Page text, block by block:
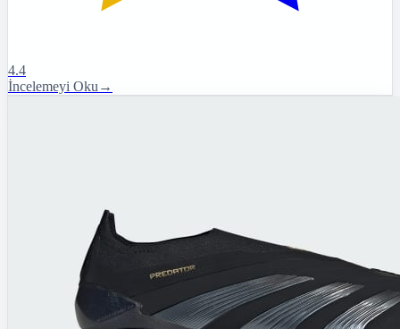
4.4
İncelemeyi Oku →